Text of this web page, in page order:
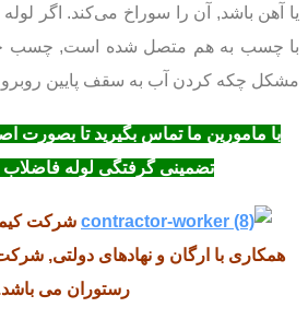
یا آهن باشد, آن را سوراخ می‌کند. اگر
با چسب به هم متصل شده است, چسب
مشکل چکه کردن آب به سقف پایین روبرو
با مامورین ما تماس بگیرید تا بصورت
تضمینی گرفتگی لوله فاضلاب
شرکت
همکاری با ارگان و نهادهای دولتی,
رستوران می